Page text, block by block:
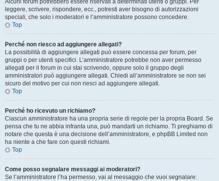
Alcuni forum potrebbero essere riservati a determinati utenti o gruppi. Per
leggere, scrivere, rispondere, ecc., potresti aver bisogno di autorizzazioni
speciali, che solo i moderatori e l’amministratore possono concedere.
Top
Perché non riesco ad aggiungere allegati?
La possibilità di aggiungere allegati può essere concessa per forum, per
gruppi o per utenti specifici. L’amministratore potrebbe non aver permesso
allegati per il forum in cui stai scrivendo, oppure solo il gruppo degli
amministratori può aggiungere allegati. Chiedi all’amministratore se non sei
sicuro del motivo per cui non riesci ad aggiungere allegati.
Top
Perché ho ricevuto un richiamo?
Ciascun amministratore ha una propria serie di regole per la propria Board. Se
pensa che tu ne abbia infranta una, può mandarti un richiamo. Ti preghiamo di
notare che questa è una decisione dell’amministratore, e phpBB Limited non
ha niente a che fare con questi richiami.
Top
Come posso segnalare messaggi ai moderatori?
Se l’amministratore l’ha permesso, vai al messaggio che vuoi segnalare: